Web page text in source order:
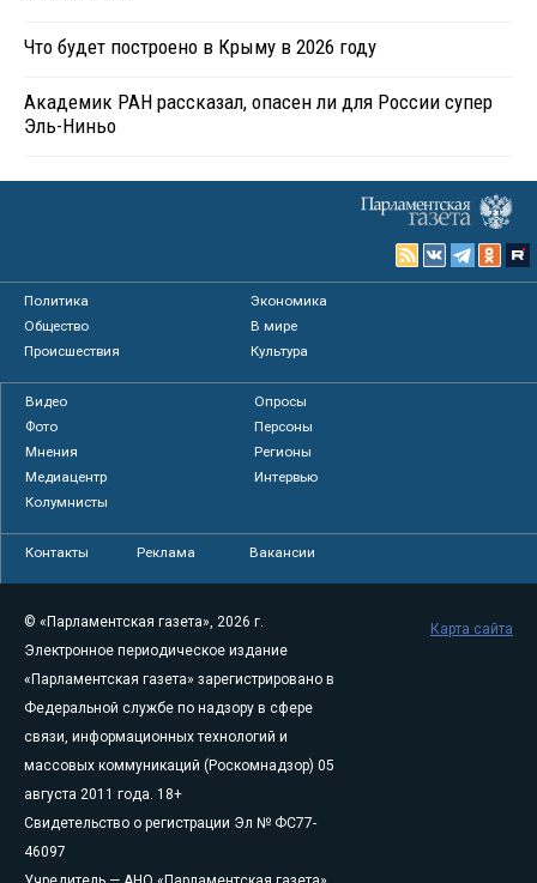
Что будет построено в Крыму в 2026 году
Академик РАН рассказал, опасен ли для России супер
Эль-Ниньо
Политика
Экономика
Общество
В мире
Происшествия
Культура
Видео
Опросы
Фото
Персоны
Мнения
Регионы
Медиацентр
Интервью
Колумнисты
Контакты Реклама Вакансии
© «Парламентская газета», 2026 г.
Электронное периодическое издание
«Парламентская газета» зарегистрировано в
Федеральной службе по надзору в сфере
связи, информационных технологий и
массовых коммуникаций (Роскомнадзор) 05
августа 2011 года. 18+
Свидетельство о регистрации Эл № ФС77-
46097
Карта сайта